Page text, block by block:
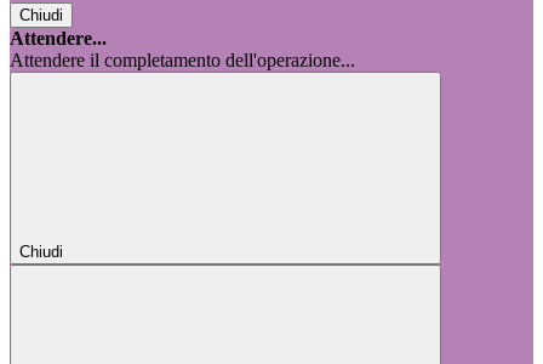
Chiudi
Attendere...
Attendere il completamento dell'operazione...
Chiudi